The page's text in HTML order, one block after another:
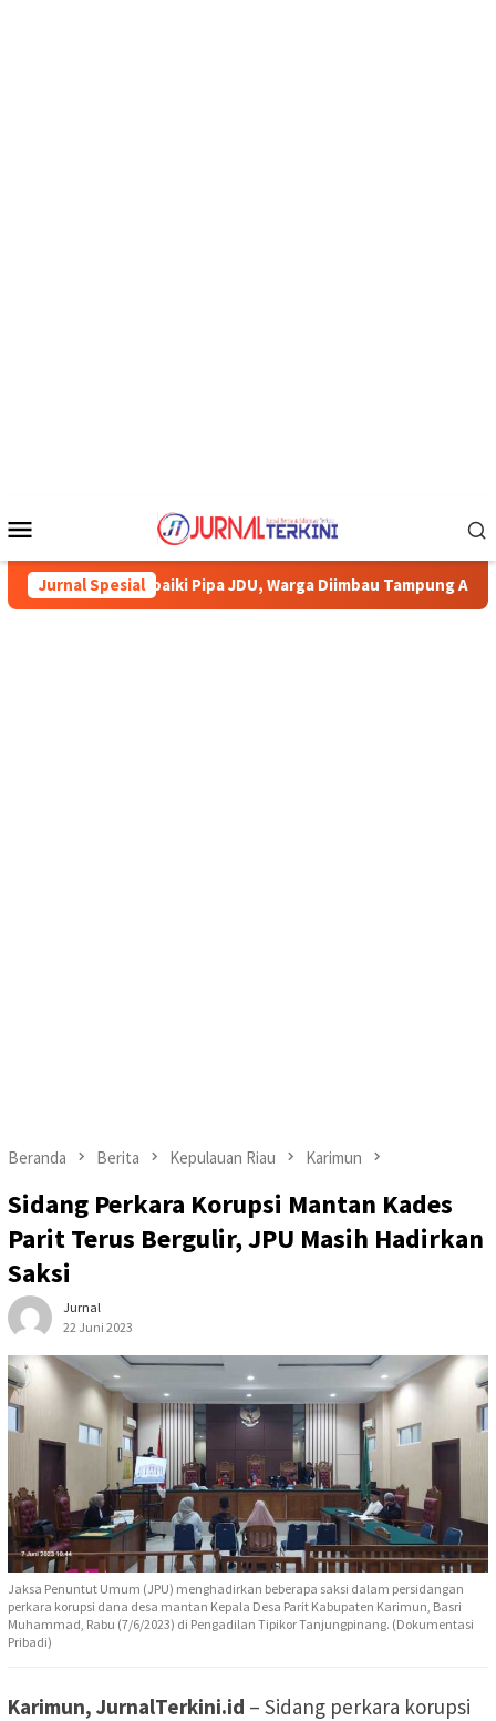
Mobile
Jurnal Spesial
Perbaiki Pipa JDU, Warga Diimbau Tampung Air
Beranda Berita Kepulauan Riau Karimun
Sidang Perkara Korupsi Mantan Kades
Parit Terus Bergulir, JPU Masih Hadirkan
Saksi
Jurnal
22 Juni 2023
Jaksa Penuntut Umum (JPU) menghadirkan beberapa saksi dalam persidangan
perkara korupsi dana desa mantan Kepala Desa Parit Kabupaten Karimun, Basri
Muhammad, Rabu (7/6/2023) di Pengadilan Tipikor Tanjungpinang. (Dokumentasi
Pribadi)
Karimun, JurnalTerkini.id – Sidang perkara korupsi